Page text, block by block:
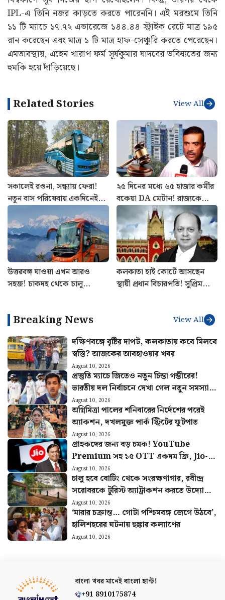
আরও পড়ুন: বড় চমক অনন্ত আম্বানির! লঞ্চ করলেন
Vantara Creamery, মিলবে ১৭ টি ফ্লেভারের
প্রিমিয়াম আইসক্রিম
IPL-এ নজর কাড়তে পারেননি সূর্য:
IPL-এ তিনি নজর কাড়তে করতে পারেননি। এই মরশুমে তিনি
১১ টি ম্যাচে ১৭.৭২ এভারেজে ১৪৪.৪৪ স্ট্রাইক রেটে মাত্র ১৯৫
রান করেছেন এবং মাত্র ১ টি মাত্র হাফ-সেঞ্চুরি করতে পেরেছেন।
এমতাবস্থায়, এহেন খারাপ ফর্ম সূর্যকুমার যাদবের ভবিষ্যতের জন্য
হুমকি হয়ে দাঁড়িয়েছে।
Related Stories View All
সকালেই রওনা, সন্ধ্যায় ফেরা!
নতুন বাস পরিষেবায় একদিনেই
২৫ দিনের মধ্যে ৬৫ হাজার কর্মীর
বকেয়া DA মেটান! রাজ্যকে
উত্তরবঙ্গ যাওয়া এখন আরও
সহজ! চাকদহ থেকে চালু
শিলিগুড়ির এসি বাস
স্থায়ী প্রধান বিচারপতি! সুপ্রিম
কোর্ট কলেজিয়ামের বড় সুপারিশ
Breaking News View All
দক্ষিণবঙ্গে বৃষ্টির দাপট, কলকাতায় কবে মিলবে
স্বস্তি? আজকের আবহাওয়ার খবর
August 10, 2026
প্রস্তুতি ম্যাচে জিতেও নতুন চিন্তা গম্ভীরের!
ভারতীয় দল নির্বাচনে দেখা গেল নতুন সমস্যা…
August 10, 2026
অগ্নিমিত্রা পালের শনিবারের নির্দেশের পরেই
অ্যাকশন, দখলমুক্ত পার্ক স্ট্রিটের ফুটপাত
August 10, 2026
গ্রাহকদের জন্য বড় চমক! YouTube
সরোবরকে টুরিস্ট অ্যাট্রাকশন করতে উদ্যোগী
KMDA
August 10, 2026